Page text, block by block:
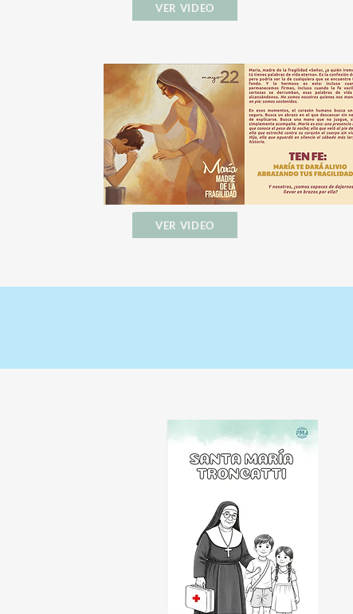
VER VIDEO
VER VIDEO